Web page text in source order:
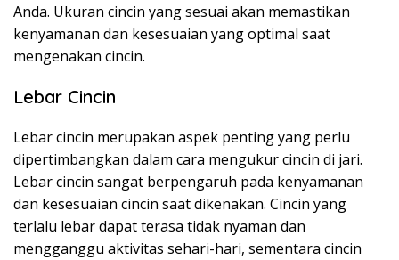
Anda. Ukuran cincin yang sesuai akan memastikan
kenyamanan dan kesesuaian yang optimal saat
mengenakan cincin.
Lebar Cincin
Lebar cincin merupakan aspek penting yang perlu
dipertimbangkan dalam cara mengukur cincin di jari.
Lebar cincin sangat berpengaruh pada kenyamanan
dan kesesuaian cincin saat dikenakan. Cincin yang
terlalu lebar dapat terasa tidak nyaman dan
mengganggu aktivitas sehari-hari, sementara cincin